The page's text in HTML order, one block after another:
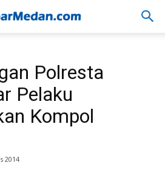
Polresta
Pelaku
Kompol
2014